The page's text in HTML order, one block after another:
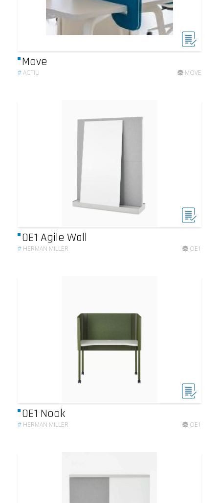
Move
#ACTIU MOVE
OE1 Agile Wall
# HERMAN MILLER OE1
OE1 Nook
# HERMAN MILLER OE1